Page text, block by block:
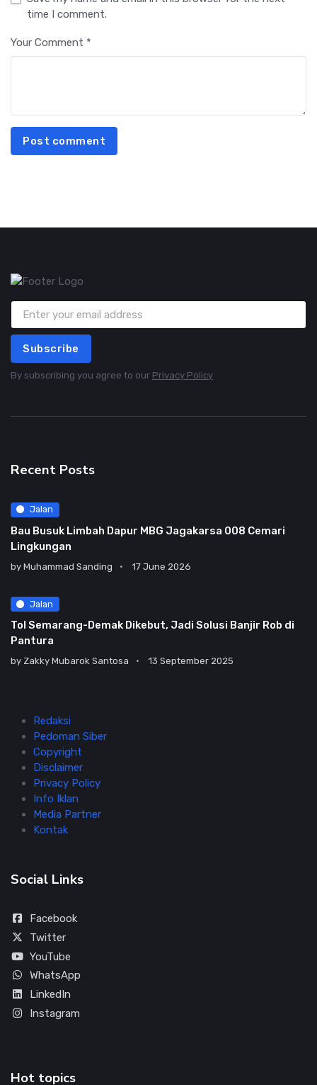
time I comment.
Your Comment *
Post comment
Subscribe
By subscribing you agree to our Privacy Policy
Recent Posts
Jalan
Bau Busuk Limbah Dapur MBG Jagakarsa 008 Cemari
Lingkungan
by Muhammad Sanding 17 June 2026
Jalan
Tol Semarang-Demak Dikebut, Jadi Solusi Banjir Rob di
Pantura
by Zakky Mubarok Santosa 13 September 2025
Redaksi
Pedoman Siber
Copyright
Disclaimer
Privacy Policy
Info Iklan
Media Partner
Kontak
Social Links
Facebook
Twitter
YouTube
WhatsApp
LinkedIn
Instagram
Hot topics